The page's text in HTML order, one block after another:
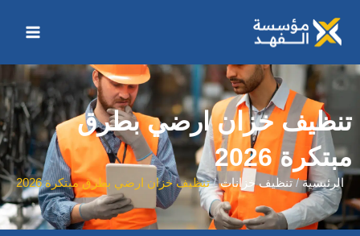
المحتوى
تنظيف خزان ارضي بطرق
مبتكرة 2026
الرئيسية تنظيف خزانات تنظيف خزان ارضي بطرق مبتكرة 2026